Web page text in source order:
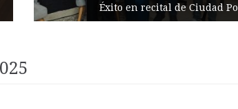
Éxito en recital de Ciudad